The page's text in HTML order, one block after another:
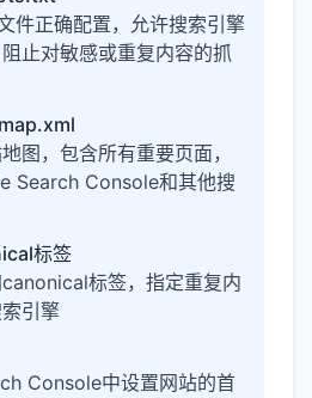
件正确配置，允许搜索引擎
止对敏感或重复内容的抓
图，包含所有重要页面，
Search Console和其他搜
标签
标签，指定重复内
引擎
Console中设置网站的首